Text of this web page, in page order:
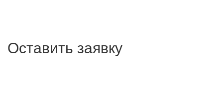
Оставить заявку